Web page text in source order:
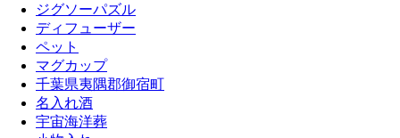
ジグソーパズル
ディフューザー
ペット
マグカップ
千葉県夷隅郡御宿町
名入れ酒
宇宙海洋葬